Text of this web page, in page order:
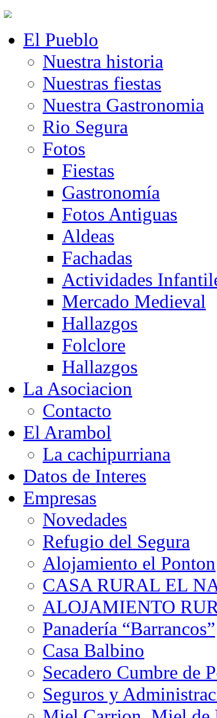
El Pueblo
Nuestra historia
Nuestras fiestas
Nuestra Gastronomia
Rio Segura
Fotos
Fiestas
Gastronomía
Fotos Antiguas
Aldeas
Fachadas
Actividades
Mercado Medieval
Hallazgos
Folclore
Hallazgos
La Asociacion
Contacto
El Arambol
La cachipurriana
Datos de Interes
Empresas
Novedades
Refugio del Segura
Alojamiento el Ponton
CASA RURAL EL
ALOJAMIENTO
Panadería “Barrancos”
Casa Balbino
Secadero Cumbre de
Seguros y